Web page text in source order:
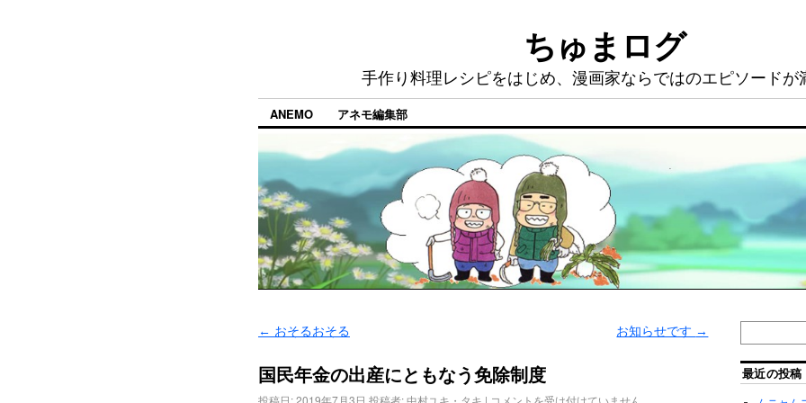
ちゅまログ
手作り料理レシピをはじめ、漫画家ならではのエピソードが
ANEMO アネモ編集部
← おそるおそる お知らせです →
国民年金の出産にともなう免除制度 最近の投稿